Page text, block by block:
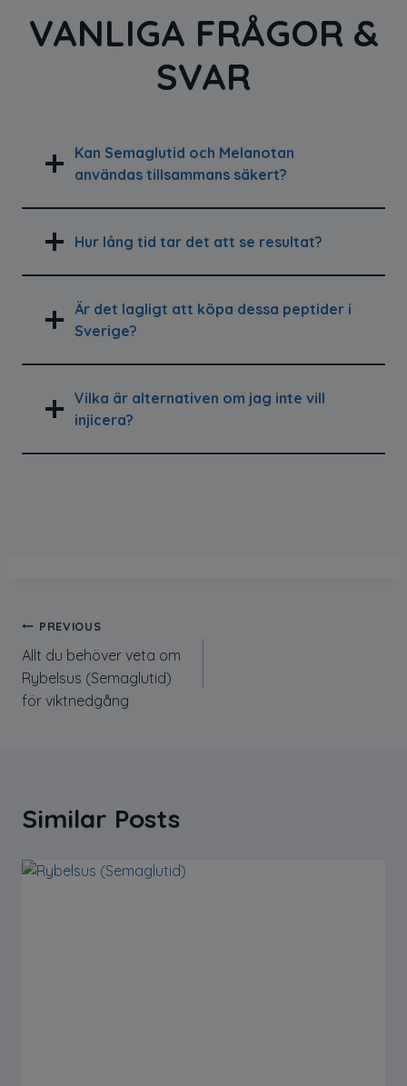
VANLIGA FRÅGOR &
SVAR
Kan Semaglutid och Melanotan
användas tillsammans säkert?
Hur lång tid tar det att se resultat?
Är det lagligt att köpa dessa peptider i
Sverige?
Vilka är alternativen om jag inte vill
injicera?
Inläggsnavigering
PREVIOUS
Allt du behöver veta om
Rybelsus (Semaglutid)
för viktnedgång
Similar Posts